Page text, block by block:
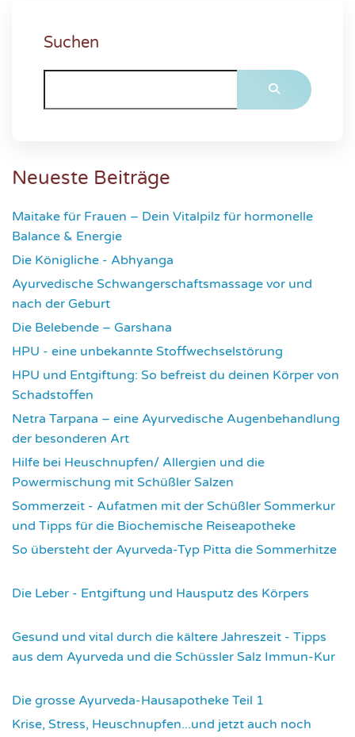
Suchen
Neueste Beiträge
Maitake für Frauen – Dein Vitalpilz für hormonelle
Balance & Energie
Die Königliche - Abhyanga
Ayurvedische Schwangerschaftsmassage vor und
nach der Geburt
Die Belebende – Garshana
HPU - eine unbekannte Stoffwechselstörung
HPU und Entgiftung: So befreist du deinen Körper von
Schadstoffen
Netra Tarpana – eine Ayurvedische Augenbehandlung
der besonderen Art
Hilfe bei Heuschnupfen/ Allergien und die
Powermischung mit Schüßler Salzen
Sommerzeit - Aufatmen mit der Schüßler Sommerkur
und Tipps für die Biochemische Reiseapotheke
So übersteht der Ayurveda-Typ Pitta die Sommerhitze
Die Leber - Entgiftung und Hausputz des Körpers
Gesund und vital durch die kältere Jahreszeit - Tipps
aus dem Ayurveda und die Schüssler Salz Immun-Kur
Die grosse Ayurveda-Hausapotheke Teil 1
Krise, Stress, Heuschnupfen...und jetzt auch noch